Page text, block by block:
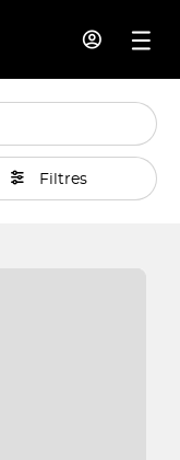
Filtres